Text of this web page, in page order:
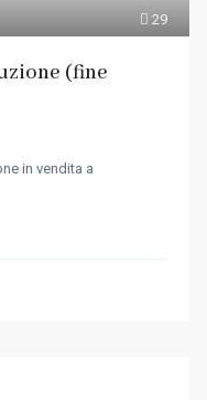
29
(fine
in vendita a